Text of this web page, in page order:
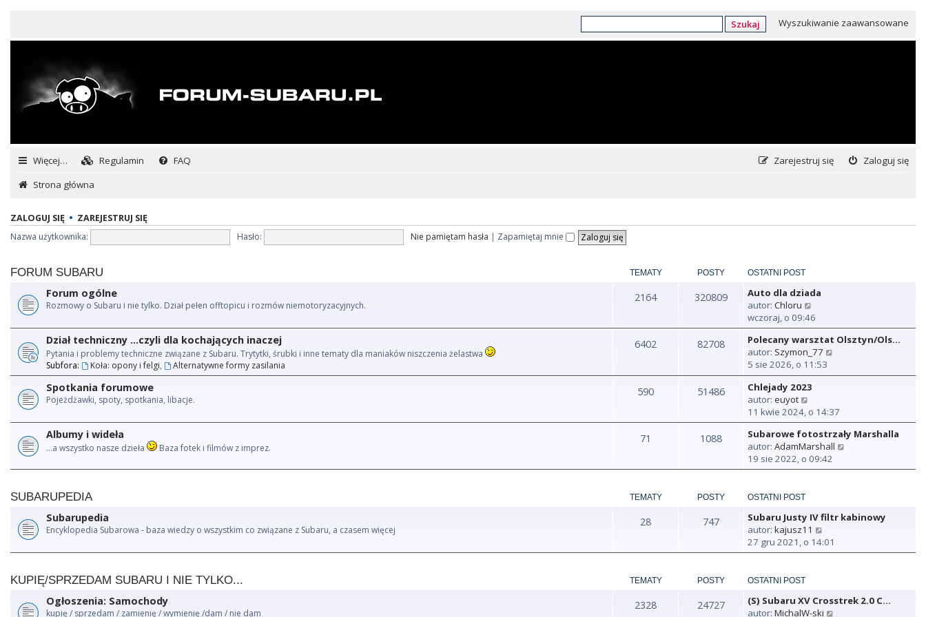
Szukaj Wyszukiwanie zaawansowane
Więcej… Regulamin FAQ Zaloguj się
Zarejestruj się
Strona główna
ZALOGUJ SIĘ • ZAREJESTRUJ SIĘ
Nazwa użytkownika:
Hasło: Nie pamiętam hasła | Zapamiętaj mnie
FORUM SUBARU TEMATY POSTY OSTATNI POST
Forum ogólne
Rozmowy o Subaru i nie tylko. Dział pełen offtopicu i rozmów niemotoryzacyjnych.
2164 320809
Auto dla dziada
autor: Chloru
y
ś
w
i
e
t
a
n
o
w
p
o
s
t
wczoraj, o 09:46
Dział techniczny ...czyli dla kochających inaczej
Pytania i problemy techniczne związane z Subaru. Trytytki, śrubki i inne tematy dla maniaków niszczenia żelastwa
Subfora:
Koła: opony i felgi, Alternatywne formy zasilania
6402 82708
Polecany warsztat Olsztyn/Ols…
autor: Szymon_77
ś
e
t
l
n
s
y
t
5 sie 2026, o 11:53
Spotkania forumowe
Pojeżdżawki, spoty, spotkania, libacje.
590 51486
Chlejady 2023
autor: euyot
y
ś
w
i
e
t
j
n
o
y
p
11 kwie 2024, o 14:37
Albumy i wideła
...a wszystko nasze dzieła Baza fotek i filmów z imprez.
71 1088
Subarowe fotostrzały Marshalla
autor: AdamMarshall
ś
t
a
w
19 sie 2022, o 09:42
SUBARUPEDIA TEMATY POSTY OSTATNI POST
Subarupedia
Encyklopedia Subarowa - baza wiedzy o wszystkim co związane z Subaru, a czasem więcej
28 747
Subaru Justy IV filtr kabinowy
autor: kajusz11
y
ś
t
27 gru 2021, o 14:01
KUPIĘ/SPRZEDAM SUBARU I NIE TYLKO... TEMATY POSTY OSTATNI POST
Ogłoszenia: Samochody
kupię / sprzedam / zamienię / wymienię /dam / nie dam
2328 24727
(S) Subaru XV Crosstrek 2.0 C…
autor: MichalW-ski